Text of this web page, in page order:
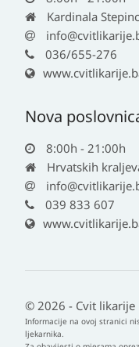
Kardinala
036/655-276
Nova
8:00h - 21:00h
Hrvatskih
039 833 607
© 2026 - Cvit
Informacije na ovoj stranici
ljekarnika.